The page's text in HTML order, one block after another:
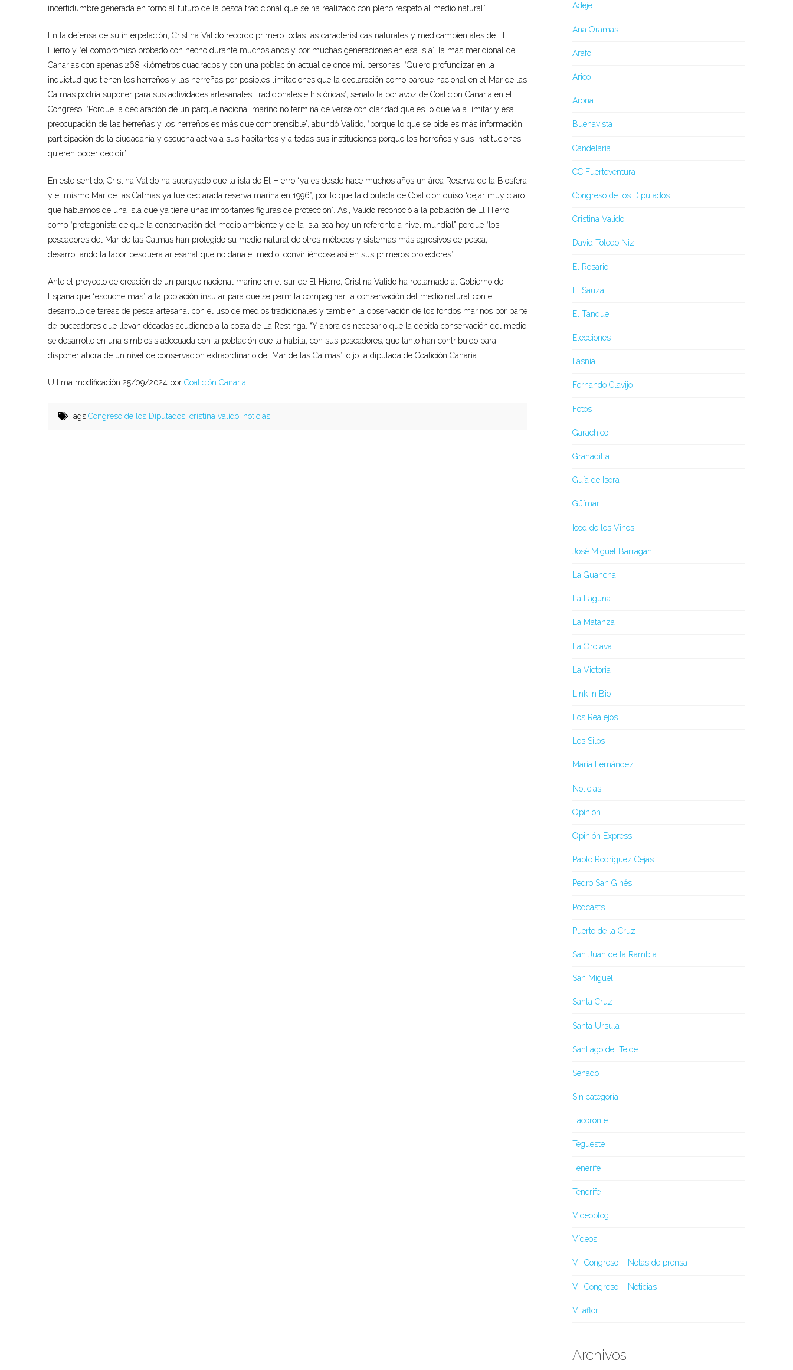
incertidumbre generada en torno al futuro de la pesca tradicional que se ha realizado con pleno respeto al medio natural”.
En la defensa de su interpelación, Cristina Valido recordó primero todas las características naturales y medioambientales de El
Hierro y “el compromiso probado con hecho durante muchos años y por muchas generaciones en esa isla”, la más meridional de
Canarias con apenas 268 kilómetros cuadrados y con una población actual de once mil personas. “Quiero profundizar en la
inquietud que tienen los herreños y las herreñas por posibles limitaciones que la declaración como parque nacional en el Mar de las
Calmas podría suponer para sus actividades artesanales, tradicionales e históricas”, señaló la portavoz de Coalición Canaria en el
Congreso. “Porque la declaración de un parque nacional marino no termina de verse con claridad qué es lo que va a limitar y esa
preocupación de las herreñas y los herreños es más que comprensible”, abundó Valido, “porque lo que se pide es más información,
participación de la ciudadanía y escucha activa a sus habitantes y a todas sus instituciones porque los herreños y sus instituciones
quieren poder decidir”.
En este sentido, Cristina Valido ha subrayado que la isla de El Hierro “ya es desde hace muchos años un área Reserva de la Biosfera
y el mismo Mar de las Calmas ya fue declarada reserva marina en 1996”, por lo que la diputada de Coalición quiso “dejar muy claro
que hablamos de una isla que ya tiene unas importantes figuras de protección”. Así, Valido reconoció a la población de El Hierro
como “protagonista de que la conservación del medio ambiente y de la isla sea hoy un referente a nivel mundial” porque “los
pescadores del Mar de las Calmas han protegido su medio natural de otros métodos y sistemas más agresivos de pesca,
desarrollando la labor pesquera artesanal que no daña el medio, convirtiéndose así en sus primeros protectores”.
Ante el proyecto de creación de un parque nacional marino en el sur de El Hierro, Cristina Valido ha reclamado al Gobierno de
España que “escuche más” a la población insular para que se permita compaginar la conservación del medio natural con el
desarrollo de tareas de pesca artesanal con el uso de medios tradicionales y también la observación de los fondos marinos por parte
de buceadores que llevan décadas acudiendo a la costa de La Restinga. “Y ahora es necesario que la debida conservación del medio
se desarrolle en una simbiosis adecuada con la población que la habita, con sus pescadores, que tanto han contribuido para
disponer ahora de un nivel de conservación extraordinario del Mar de las Calmas”, dijo la diputada de Coalición Canaria.
Ultima modificación 25/09/2024 por Coalición Canaria
Tags:Congreso de los Diputados,cristina valido, noticias
Adeje
Ana Oramas
Arafo
Arico
Arona
Buenavista
Candelaria
CC Fuerteventura
Congreso de los Diputados
Cristina Valido
David Toledo Niz
El Rosario
El Sauzal
El Tanque
Elecciones
Fasnia
Fernando Clavijo
Fotos
Garachico
Granadilla
Guía de Isora
Güímar
Icod de los Vinos
José Miguel Barragán
La Guancha
La Laguna
La Matanza
La Orotava
La Victoria
Link in Bio
Los Realejos
Los Silos
María Fernández
Noticias
Opinión
Opinión Express
Pablo Rodríguez Cejas
Pedro San Ginés
Podcasts
Puerto de la Cruz
San Juan de la Rambla
San Miguel
Santa Cruz
Santa Úrsula
Santiago del Teide
Senado
Sin categoría
Tacoronte
Tegueste
Tenerife
Tenerife
Videoblog
Vídeos
VII Congreso – Notas de prensa
VII Congreso – Noticias
Vilaflor
Archivos